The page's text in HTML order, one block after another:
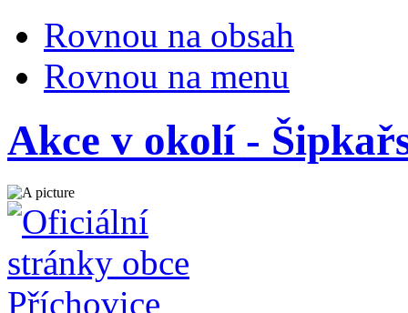
Rovnou na obsah
Rovnou na menu
Akce v okolí -